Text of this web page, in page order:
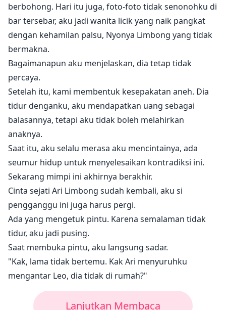
berbohong. Hari itu juga, foto-foto tidak senonohku di
bar tersebar, aku jadi wanita licik yang naik pangkat
dengan kehamilan palsu, Nyonya Limbong yang tidak
bermakna.
Bagaimanapun aku menjelaskan, dia tetap tidak
percaya.
Setelah itu, kami membentuk kesepakatan aneh. Dia
tidur denganku, aku mendapatkan uang sebagai
balasannya, tetapi aku tidak boleh melahirkan
anaknya.
Saat itu, aku selalu merasa aku mencintainya, ada
seumur hidup untuk menyelesaikan kontradiksi ini.
Sekarang mimpi ini akhirnya berakhir.
Cinta sejati Ari Limbong sudah kembali, aku si
pengganggu ini juga harus pergi.
Ada yang mengetuk pintu. Karena semalaman tidak
tidur, aku jadi pusing.
Saat membuka pintu, aku langsung sadar.
"Kak, lama tidak bertemu. Kak Ari menyuruhku
mengantar Leo, dia tidak di rumah?"
Lanjutkan Membaca